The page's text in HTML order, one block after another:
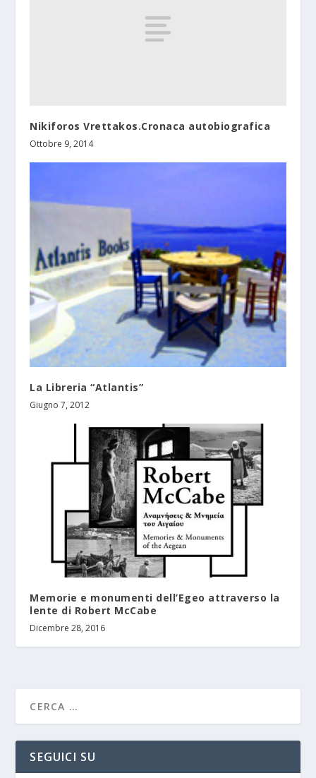
Nikiforos Vrettakos.Cronaca autobiografica
Ottobre 9, 2014
La Libreria “Atlantis”
Giugno 7, 2012
Memorie e monumenti dell’Egeo attraverso la
lente di Robert McCabe
Dicembre 28, 2016
SEGUICI SU